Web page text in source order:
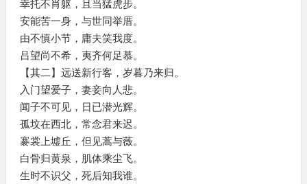
幸托不肖躯，且当猛虎步。
安能苦一身，与世同举厝。
由不慎小节，庸夫笑我度。
吕望尚不希，夷齐何足慕。
【其二】远送新行客，岁暮乃来归。
入门望爱子，妻妾向人悲。
闻子不可见，日已潜光辉。
孤坟在西北，常念君来迟。
褰裳上墟丘，但见蒿与薇。
白骨归黄泉，肌体乘尘飞。
生时不识父，死后知我谁。